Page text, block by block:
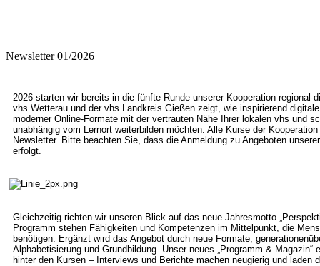
Newsletter 01/2026
2026 starten wir bereits in die fünfte Runde unserer Kooperation
vhs Wetterau und der vhs Landkreis Gießen zeigt, wie inspirierend
moderner Online-Formate mit der vertrauten Nähe Ihrer lokalen vhs und
unabhängig vom Lernort weiterbilden möchten. Alle Kurse der
Newsletter. Bitte beachten Sie, dass die Anmeldung zu Angeboten
erfolgt.
Gleichzeitig richten wir unseren Blick auf das neue Jahresmotto
Programm stehen Fähigkeiten und Kompetenzen im Mittelpunkt, die
benötigen. Ergänzt wird das Angebot durch neue Formate,
Alphabetisierung und Grundbildung. Unser neues „Programm &
hinter den Kursen – Interviews und Berichte machen neugierig und laden